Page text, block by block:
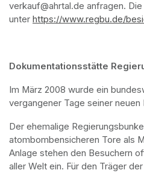
verkauf@ahrtal.de anfragen.
unter https://www.regbu.de/
Dokumentationsstätte
Im März 2008 wurde ein
vergangener Tage seiner
Der ehemalige
atombombensicheren Tore als
Anlage stehen den Besuchern
aller Welt ein. Für den Träger